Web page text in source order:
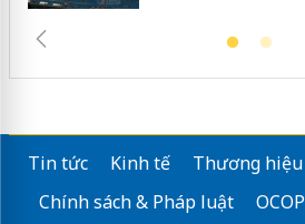
Tin tức Kinh tế Thương hiệu
Chính sách & Pháp luật
OCOP